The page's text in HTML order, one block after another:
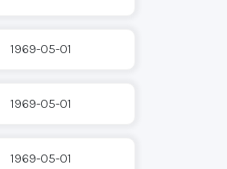
1969-05-01
1969-05-01
1969-05-01